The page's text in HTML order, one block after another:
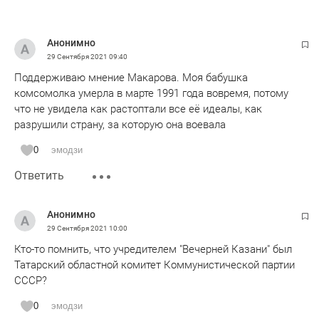
Анонимно
29 Сентября 2021 09:40
Поддерживаю мнение Макарова. Моя бабушка
комсомолка умерла в марте 1991 года вовремя, потому
что не увидела как растоптали все её идеалы, как
разрушили страну, за которую она воевала
0 эмодзи
Ответить
Анонимно
29 Сентября 2021 10:00
Кто-то помнить, чтo учредителем "Вечерней Казани" был
Татарский областной комитет Коммунистической партии
СССР?
0 эмодзи